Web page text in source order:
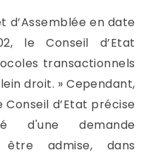
d’Assemblée en date
le Conseil d’Etat
transactionnels
droit. » Cependant,
d’Etat précise
d'une demande
être admise, dans